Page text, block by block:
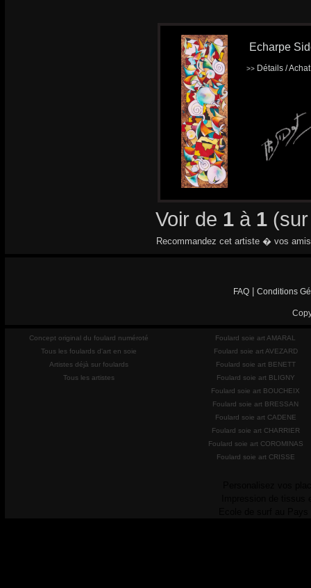
Echarpe
>> Détails /
Voir de 1 à 1
Recommandez cet artiste � vos
FAQ Conditions
Concept original du foulard numéroté
Tous les foulards d'art en soie
Artistes déjà sur foulards
Tous les artistes
Foulard soie art AMARAL
Foulard soie art AVEZARD
Foulard soie art BENETT
Foulard soie art BLIGNY
Foulard soie art BOUCHEIX
Foulard soie art BRESSAN
Foulard soie art CADENE
Foulard soie art CHARRIER
Foulard soie art COROMINAS
Foulard soie art CRISSE